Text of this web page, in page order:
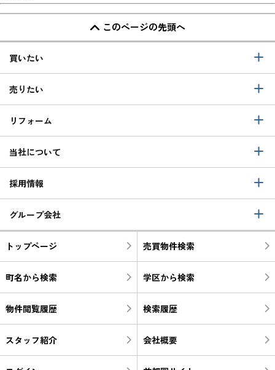
このページの先頭へ
買いたい
売りたい
リフォーム
当社について
採用情報
グループ会社
トップページ 売買物件検索
町名から検索 学区から検索
物件閲覧履歴 検索履歴
スタッフ紹介 会社概要